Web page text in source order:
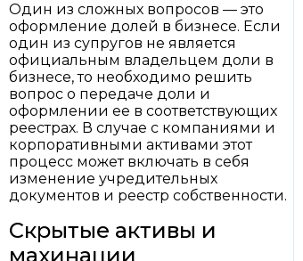
Один из сложных вопросов — это
оформление долей в бизнесе. Если
один из супругов не является
официальным владельцем доли в
бизнесе, то необходимо решить
вопрос о передаче доли и
оформлении ее в соответствующих
реестрах. В случае с компаниями и
корпоративными активами этот
процесс может включать в себя
изменение учредительных
документов и реестр собственности.
Скрытые активы и
махинации